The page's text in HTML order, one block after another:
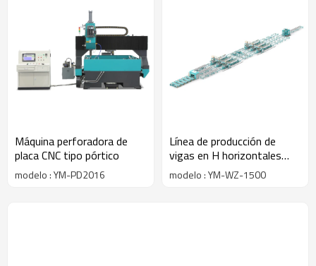
Máquina perforadora de
placa CNC tipo pórtico
modelo : YM-PD2016
Línea de producción de
vigas en H horizontales
multicanal
modelo : YM-WZ-1500